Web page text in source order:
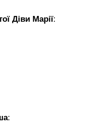
Діви Марії:
: